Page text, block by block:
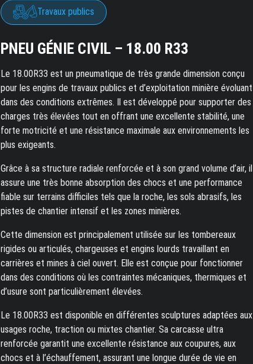
Travaux publics
PNEU GÉNIE CIVIL – 18.00 R33
Le 18.00R33 est un pneumatique de très grande dimension conçu
pour les engins de travaux publics et d’exploitation minière évoluant
dans des conditions extrêmes. Il est développé pour supporter des
charges très élevées tout en offrant une excellente stabilité, une
forte motricité et une résistance maximale aux environnements les
plus exigeants.
Grâce à sa structure radiale renforcée et à son grand volume d’air, il
assure une très bonne absorption des chocs et une performance
fiable sur terrains difficiles tels que la roche, les sols abrasifs, les
pistes de chantier intensif et les zones minières.
Cette dimension est principalement utilisée sur les tombereaux
rigides ou articulés, chargeuses et engins lourds travaillant en
carrières et mines à ciel ouvert. Elle est conçue pour fonctionner
dans des conditions où les contraintes mécaniques, thermiques et
d’usure sont particulièrement élevées.
Le 18.00R33 est disponible en différentes sculptures adaptées aux
usages roche, traction ou mixtes chantier. Sa carcasse ultra
renforcée garantit une excellente résistance aux coupures, aux
chocs et à l’échauffement, assurant une longue durée de vie en